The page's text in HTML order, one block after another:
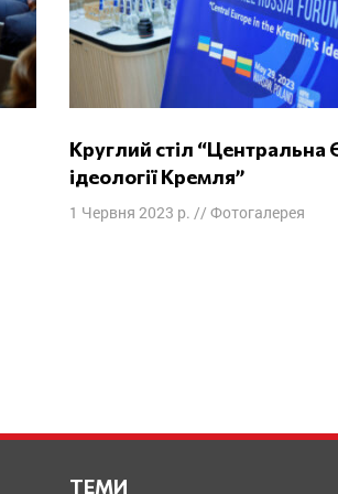
Круглий стіл “Центральна Європа в
ідеології Кремля”
1 Червня 2023 р. // Фотогалерея
ТЕМИ